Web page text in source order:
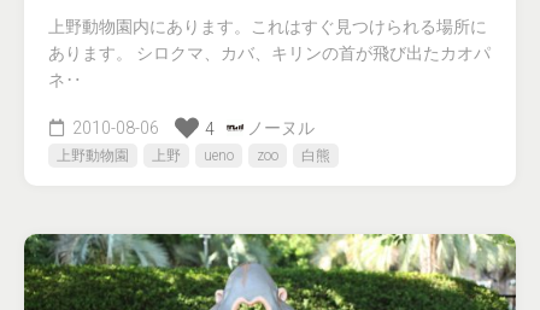
上野動物園内にあります。これはすぐ見つけられる場所に
あります。 シロクマ、カバ、キリンの首が飛び出たカオパ
ネ‥
2010-08-06 4 ノーヌル
上野動物園 上野 ueno zoo 白熊